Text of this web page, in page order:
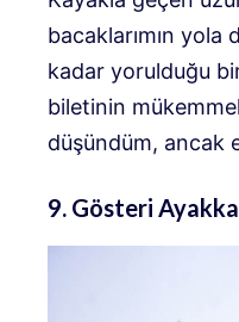
bacaklarımın yola
kadar yorulduğu
biletinin mükemmel
düşündüm, ancak
9. Gösteri